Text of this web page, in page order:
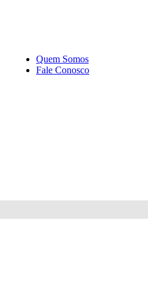
Quem Somos
Fale Conosco